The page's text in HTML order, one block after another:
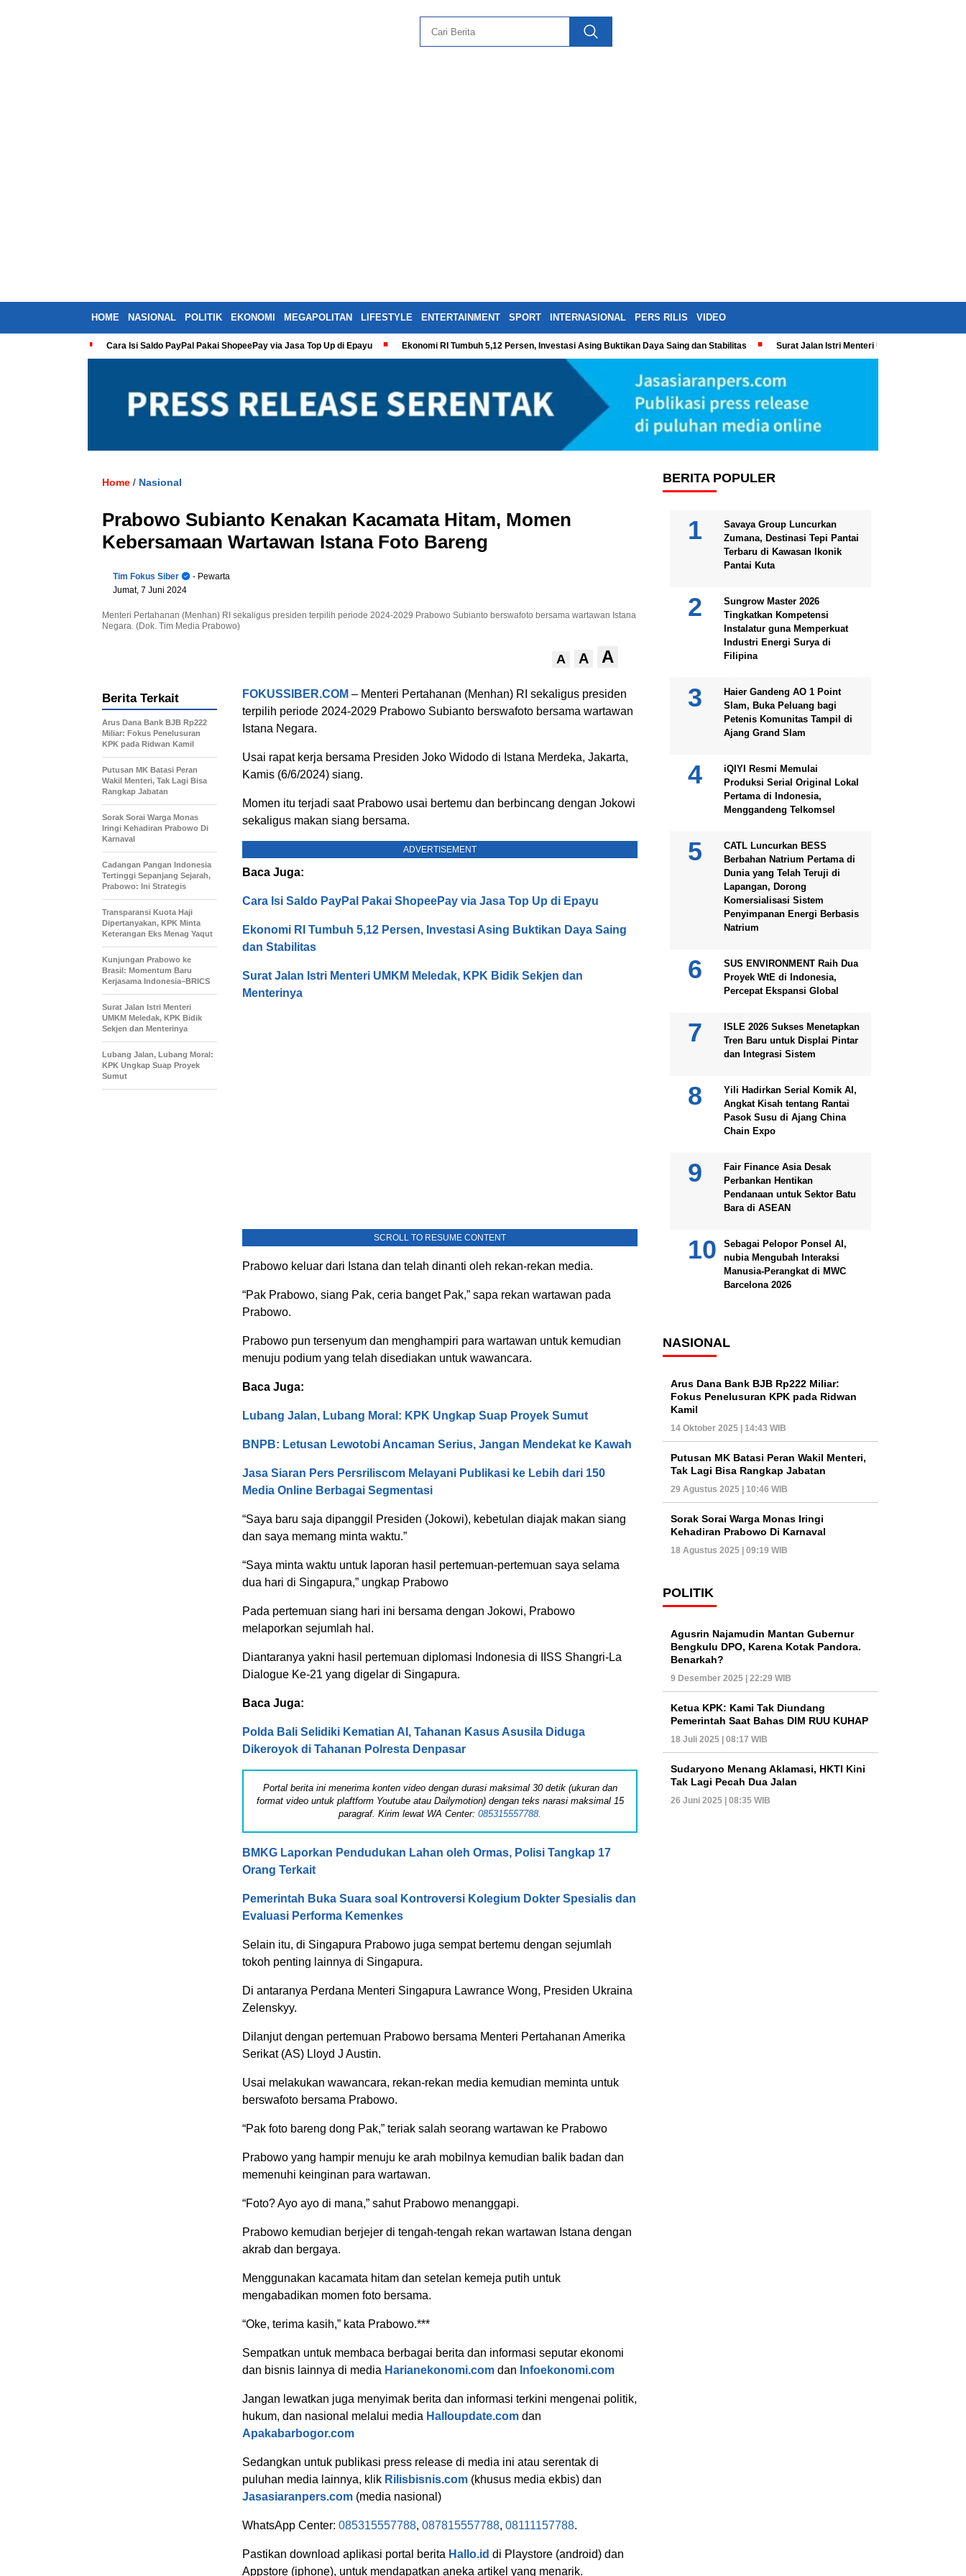
HOME NASIONAL POLITIK EKONOMI MEGAPOLITAN LIFESTYLE ENTERTAINMENT SPORT INTERNASIONAL PERS RILIS VIDEO
Cara Isi Saldo PayPal Pakai ShopeePay via Jasa Top Up di Epayu Ekonomi RI Tumbuh 5,12 Persen, Investasi Asing Buktikan Daya Saing dan Stabilitas Surat Jalan Istri Menteri UMKM Meledak,
Home / Nasional
Prabowo Subianto Kenakan Kacamata Hitam, Momen
Kebersamaan Wartawan Istana Foto Bareng
Tim Fokus Siber
- Pewarta
Jumat, 7 Juni 2024
Menteri Pertahanan (Menhan) RI sekaligus presiden terpilih periode 2024-2029 Prabowo Subianto berswafoto bersama wartawan Istana
Negara. (Dok. Tim Media Prabowo)
A A A
FOKUSSIBER.COM – Menteri Pertahanan (Menhan) RI sekaligus presiden
terpilih periode 2024-2029 Prabowo Subianto berswafoto bersama wartawan
Istana Negara.
Usai rapat kerja bersama Presiden Joko Widodo di Istana Merdeka, Jakarta,
Kamis (6/6/2024) siang.
Momen itu terjadi saat Prabowo usai bertemu dan berbincang dengan Jokowi
sekaligus makan siang bersama.
ADVERTISEMENT
Baca Juga:
Cara Isi Saldo PayPal Pakai ShopeePay via Jasa Top Up di Epayu
Ekonomi RI Tumbuh 5,12 Persen, Investasi Asing Buktikan Daya Saing
dan Stabilitas
Surat Jalan Istri Menteri UMKM Meledak, KPK Bidik Sekjen dan
Menterinya
SCROLL TO RESUME CONTENT
Prabowo keluar dari Istana dan telah dinanti oleh rekan-rekan media.
“Pak Prabowo, siang Pak, ceria banget Pak,” sapa rekan wartawan pada
Prabowo.
Prabowo pun tersenyum dan menghampiri para wartawan untuk kemudian
menuju podium yang telah disediakan untuk wawancara.
Baca Juga:
Lubang Jalan, Lubang Moral: KPK Ungkap Suap Proyek Sumut
BNPB: Letusan Lewotobi Ancaman Serius, Jangan Mendekat ke Kawah
Jasa Siaran Pers Persriliscom Melayani Publikasi ke Lebih dari 150
Media Online Berbagai Segmentasi
“Saya baru saja dipanggil Presiden (Jokowi), kebetulan diajak makan siang
dan saya memang minta waktu.”
“Saya minta waktu untuk laporan hasil pertemuan-pertemuan saya selama
dua hari di Singapura,” ungkap Prabowo
Pada pertemuan siang hari ini bersama dengan Jokowi, Prabowo
melaporkan sejumlah hal.
Diantaranya yakni hasil pertemuan diplomasi Indonesia di IISS Shangri-La
Dialogue Ke-21 yang digelar di Singapura.
Baca Juga:
Polda Bali Selidiki Kematian AI, Tahanan Kasus Asusila Diduga
Dikeroyok di Tahanan Polresta Denpasar
Portal berita ini menerima konten video dengan durasi maksimal 30 detik (ukuran dan
format video untuk plaftform Youtube atau Dailymotion) dengan teks narasi maksimal 15
paragraf. Kirim lewat WA Center: 085315557788.
BMKG Laporkan Pendudukan Lahan oleh Ormas, Polisi Tangkap 17
Orang Terkait
Pemerintah Buka Suara soal Kontroversi Kolegium Dokter Spesialis dan
Evaluasi Performa Kemenkes
Selain itu, di Singapura Prabowo juga sempat bertemu dengan sejumlah
tokoh penting lainnya di Singapura.
Di antaranya Perdana Menteri Singapura Lawrance Wong, Presiden Ukraina
Zelenskyy.
Dilanjut dengan pertemuan Prabowo bersama Menteri Pertahanan Amerika
Serikat (AS) Lloyd J Austin.
Usai melakukan wawancara, rekan-rekan media kemudian meminta untuk
berswafoto bersama Prabowo.
“Pak foto bareng dong Pak,” teriak salah seorang wartawan ke Prabowo
Prabowo yang hampir menuju ke arah mobilnya kemudian balik badan dan
memenuhi keinginan para wartawan.
“Foto? Ayo ayo di mana,” sahut Prabowo menanggapi.
Prabowo kemudian berjejer di tengah-tengah rekan wartawan Istana dengan
akrab dan bergaya.
Menggunakan kacamata hitam dan setelan kemeja putih untuk
mengabadikan momen foto bersama.
“Oke, terima kasih,” kata Prabowo.***
Sempatkan untuk membaca berbagai berita dan informasi seputar ekonomi
dan bisnis lainnya di media Harianekonomi.com dan Infoekonomi.com
Jangan lewatkan juga menyimak berita dan informasi terkini mengenai politik,
hukum, dan nasional melalui media Halloupdate.com dan
Apakabarbogor.com
Sedangkan untuk publikasi press release di media ini atau serentak di
puluhan media lainnya, klik Rilisbisnis.com (khusus media ekbis) dan
Jasasiaranpers.com (media nasional)
WhatsApp Center: 085315557788, 087815557788, 08111157788.
Pastikan download aplikasi portal berita Hallo.id di Playstore (android) dan
Appstore (iphone), untuk mendapatkan aneka artikel yang menarik.
Berita Terkait
Arus Dana Bank BJB Rp222
Miliar: Fokus Penelusuran
KPK pada Ridwan Kamil
Putusan MK Batasi Peran
Wakil Menteri, Tak Lagi Bisa
Rangkap Jabatan
Sorak Sorai Warga Monas
Iringi Kehadiran Prabowo Di
Karnaval
Cadangan Pangan Indonesia
Tertinggi Sepanjang Sejarah,
Prabowo: Ini Strategis
Transparansi Kuota Haji
Dipertanyakan, KPK Minta
Keterangan Eks Menag Yaqut
Kunjungan Prabowo ke
Brasil: Momentum Baru
Kerjasama Indonesia–BRICS
Surat Jalan Istri Menteri
UMKM Meledak, KPK Bidik
Sekjen dan Menterinya
Lubang Jalan, Lubang Moral:
KPK Ungkap Suap Proyek
Sumut
BERITA POPULER
Savaya Group Luncurkan
Zumana, Destinasi Tepi Pantai
Terbaru di Kawasan Ikonik
Pantai Kuta
Sungrow Master 2026
Tingkatkan Kompetensi
Instalatur guna Memperkuat
Industri Energi Surya di
Filipina
Haier Gandeng AO 1 Point
Slam, Buka Peluang bagi
Petenis Komunitas Tampil di
Ajang Grand Slam
iQIYI Resmi Memulai
Produksi Serial Original Lokal
Pertama di Indonesia,
Menggandeng Telkomsel
CATL Luncurkan BESS
Berbahan Natrium Pertama di
Dunia yang Telah Teruji di
Lapangan, Dorong
Komersialisasi Sistem
Penyimpanan Energi Berbasis
Natrium
SUS ENVIRONMENT Raih Dua
Proyek WtE di Indonesia,
Percepat Ekspansi Global
ISLE 2026 Sukses Menetapkan
Tren Baru untuk Displai Pintar
dan Integrasi Sistem
Yili Hadirkan Serial Komik AI,
Angkat Kisah tentang Rantai
Pasok Susu di Ajang China
Chain Expo
Fair Finance Asia Desak
Perbankan Hentikan
Pendanaan untuk Sektor Batu
Bara di ASEAN
Sebagai Pelopor Ponsel AI,
nubia Mengubah Interaksi
Manusia-Perangkat di MWC
Barcelona 2026
NASIONAL
Arus Dana Bank BJB Rp222 Miliar:
Fokus Penelusuran KPK pada Ridwan
Kamil
14 Oktober 2025 | 14:43 WIB
Putusan MK Batasi Peran Wakil Menteri,
Tak Lagi Bisa Rangkap Jabatan
29 Agustus 2025 | 10:46 WIB
Sorak Sorai Warga Monas Iringi
Kehadiran Prabowo Di Karnaval
18 Agustus 2025 | 09:19 WIB
POLITIK
Agusrin Najamudin Mantan Gubernur
Bengkulu DPO, Karena Kotak Pandora.
Benarkah?
9 Desember 2025 | 22:29 WIB
Ketua KPK: Kami Tak Diundang
Pemerintah Saat Bahas DIM RUU KUHAP
18 Juli 2025 | 08:17 WIB
Sudaryono Menang Aklamasi, HKTI Kini
Tak Lagi Pecah Dua Jalan
26 Juni 2025 | 08:35 WIB